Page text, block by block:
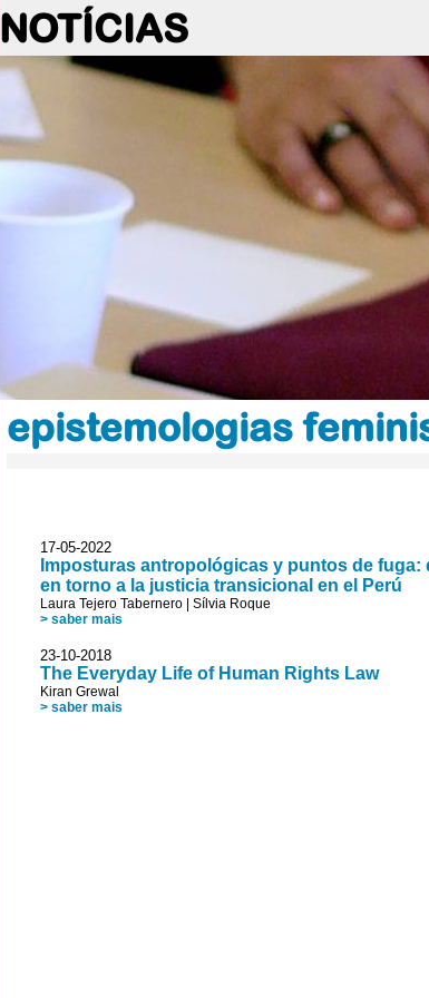
NOTÍCIAS
epistemologias
17-05-2022
Imposturas antropológicas y puntos de
en torno a la justicia transicional en el Perú
Laura Tejero Tabernero
Sílvia Roque
> saber mais
23-10-2018
The Everyday Life of Human Rights Law
Kiran Grewal
> saber mais